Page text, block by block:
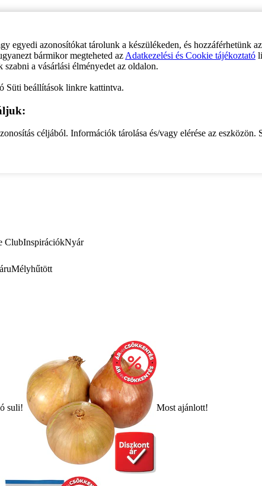
egyedi azonosítókat tárolunk a készülékeden, és hozzáférhetünk
bármikor megteheted az Adatkezelési és Cookie tájékoztató
a vásárlási élményedet az oldalon.
Süti beállítások linkre kattintva.
céljából. Információk tárolása és/vagy elérése az eszközön.
ClubInspirációkNyár
Mélyhűtött
suli! Most ajánlott!